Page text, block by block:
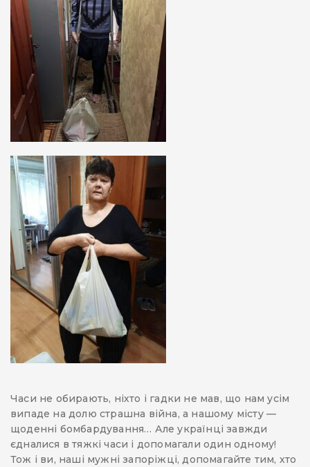
Часи не обирають, ніхто і гадки не мав, що нам усім
випаде на долю страшна війна, а нашому місту —
щоденні бомбардування… Але українці завжди
єдналися в тяжкі часи і допомагали один одному!
Тож і ви, наші мужні запоріжці, допомагайте тим, хто